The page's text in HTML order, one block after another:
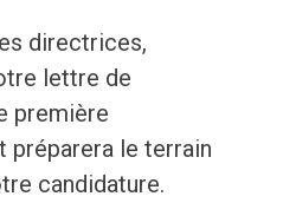
directrices,
lettre de
première
le terrain
candidature.